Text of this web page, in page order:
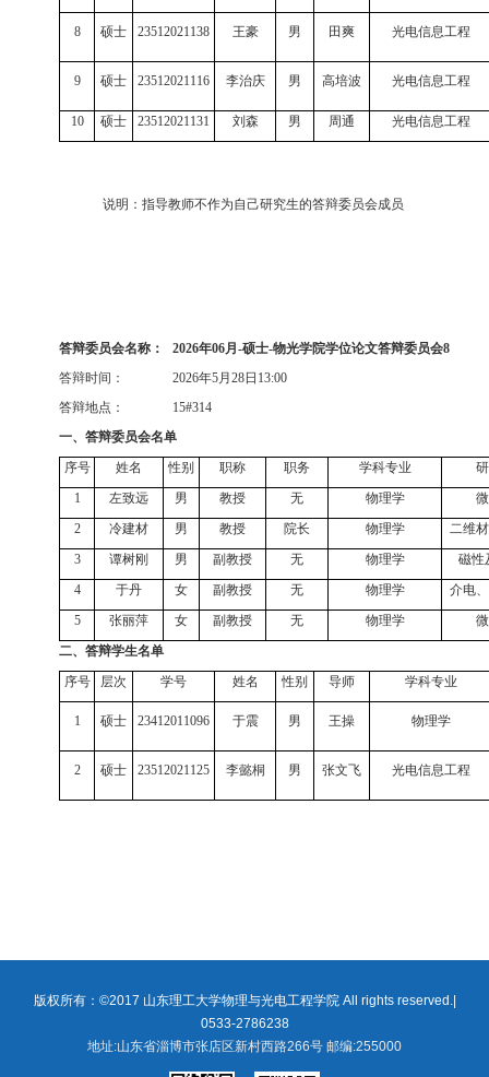
8 硕士 23512021138 王豪 男 田爽 光电信息工程
9 硕士 23512021116 李治庆 男 高培波 光电信息工程
10 硕士 23512021131 刘森 男 周通 光电信息工程
说明：指导教师不作为自己研究生的答辩委员会成员
答辩委员会名称： 2026年06月-硕士-物光学院学位论文答辩委员会8
答辩时间：
2026年5月28日 13:00
答辩地点：
15#314
一、答辩委员会名单
序号
姓名 性别 职称 职务 学科专业
1
左致远 男 教授 无 物理学
2
冷建材 男 教授 院长 物理学
二维
3
谭树刚 男 副教授 无 物理学
磁性
4
于丹 女 副教授 无 物理学
介电
5
张丽萍 女 副教授 无 物理学
二、答辩学生名单
序号
层次 学号 姓名 性别 导师 学科专业
1 硕士 23412011096 于震 男 王操 物理学
2 硕士 23512021125 李懿桐 男 张文飞 光电信息工程
版权所有：©2017 山东理工大学物理与光电工程学院 All rights reserved.|
0533-2786238
地址:山东省淄博市张店区新村西路266号 邮编:255000